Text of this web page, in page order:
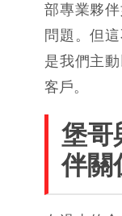
部專業夥
問題。但
是我們主
客戶。
堡哥
伴關